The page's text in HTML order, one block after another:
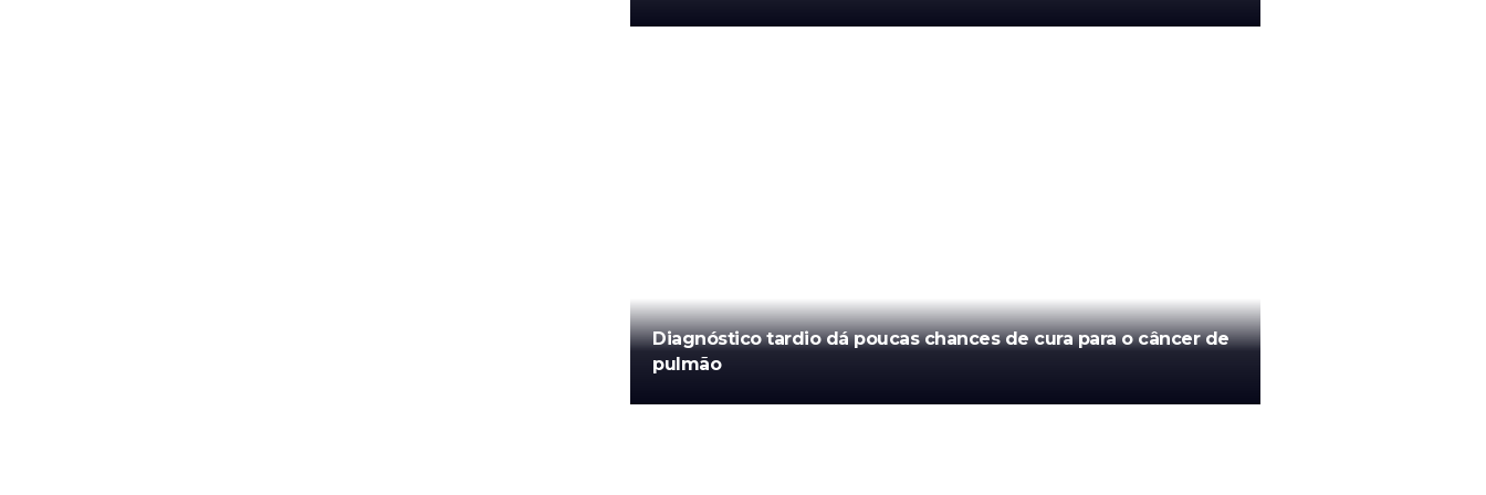
Diagnóstico tardio dá poucas chances de cura para o câncer de
pulmão